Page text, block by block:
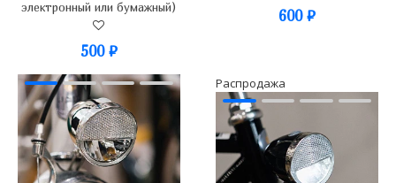
электронный или бумажный)
500 ₽
600₽
Распродажа